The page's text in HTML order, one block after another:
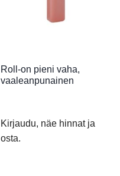
Roll-on pieni vaha,
vaaleanpunainen
Kirjaudu, näe hinnat ja
osta.